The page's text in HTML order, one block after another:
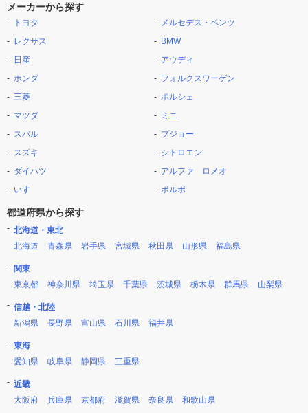
メーカーから探す
トヨタ
レクサス
日産
ホンダ
三菱
マツダ
スバル
スズキ
ダイハツ
いすゞ
メルセデス・ベンツ
BMW
アウディ
フォルクスワーゲン
ポルシェ
ミニ
プジョー
シトロエン
アルファ ロメオ
ボルボ
都道府県から探す
北海道・東北
北海道
青森県 岩手県 宮城県 秋田県 山形県 福島県
関東
東京都
神奈川県 埼玉県 千葉県 茨城県 栃木県 群馬県 山梨県
信越・北陸
新潟県
長野県 富山県 石川県 福井県
東海
愛知県
岐阜県 静岡県 三重県
近畿
大阪府
兵庫県 京都府 滋賀県 奈良県 和歌山県